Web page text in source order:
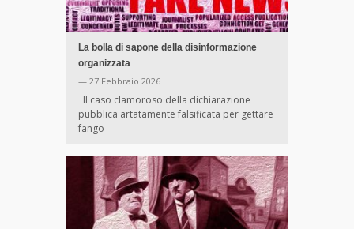
La bolla di sapone della disinformazione
organizzata
— 27 Febbraio 2026
Il caso clamoroso della dichiarazione
pubblica artatamente falsificata per gettare
fango